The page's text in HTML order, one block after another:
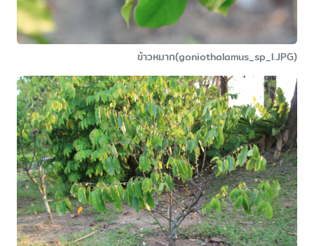
ข้าวหมาก(goniothalamus_sp_l.JPG)